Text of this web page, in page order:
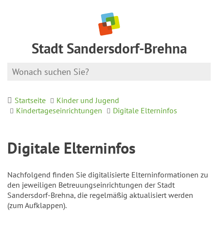
Stadt Sandersdorf-Brehna
Startseite
Kinder und Jugend
Kindertageseinrichtungen
Digitale Elterninfos
Digitale Elterninfos
Nachfolgend finden Sie digitalisierte Elterninformationen zu
den jeweiligen Betreuungseinrichtungen der Stadt
Sandersdorf-Brehna, die regelmäßig aktualisiert werden
(zum Aufklappen).